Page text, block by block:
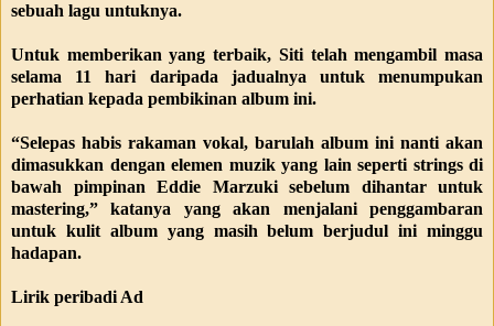
sebuah lagu untuknya.
Untuk memberikan yang terbaik, Siti telah mengambil masa
selama 11 hari daripada jadualnya untuk menumpukan
perhatian kepada pembikinan album ini.
“Selepas habis rakaman vokal, barulah album ini nanti akan
dimasukkan dengan elemen muzik yang lain seperti strings di
bawah pimpinan Eddie Marzuki sebelum dihantar untuk
mastering,” katanya yang akan menjalani penggambaran
untuk kulit album yang masih belum berjudul ini minggu
hadapan.
Lirik peribadi Ad